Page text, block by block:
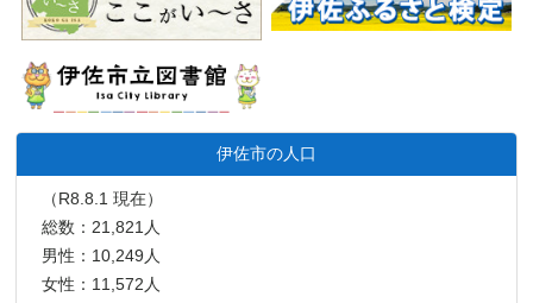
伊佐市の人口
（R8.8.1 現在）
総数：21,821人
男性：10,249人
女性：11,572人